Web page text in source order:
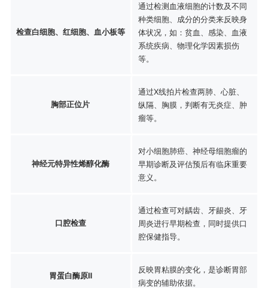
检查白细胞、红细胞、血小板等
通过检测血液细胞的计数及不同
种类细胞、成分的分类来反映身
体状况，如：贫血、感染、血液
系统疾病、物理化学因素损伤
等。
胸部正位片
通过X线拍片检查两肺、心脏、
纵隔、胸膜，判断有无炎症、肿
瘤等。
神经元特异性烯醇化酶
对小细胞肺癌、神经母细胞瘤的
早期诊断及评估预后有临床重要
意义。
口腔检查
通过检查可对龋齿、牙龈炎、牙
周炎进行早期检查，同时提供口
腔保健指导。
胃蛋白酶原Ⅱ
反映胃粘膜的变化，是诊断胃部
病变的辅助依据。